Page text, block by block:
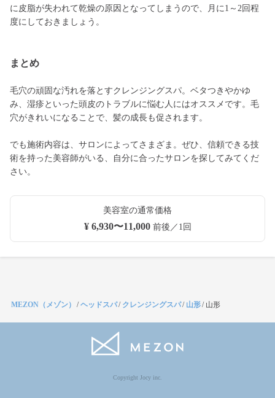
に皮脂が失われて乾燥の原因となってしまうので、月に1～2回程
度にしておきましょう。
まとめ
毛穴の頑固な汚れを落とすクレンジングスパ。ベタつきやかゆ
み、湿疹といった頭皮のトラブルに悩む人にはオススメです。毛
穴がきれいになることで、髪の成長も促されます。
でも施術内容は、サロンによってさまざま。ぜひ、信頼できる技
術を持った美容師がいる、自分に合ったサロンを探してみてくだ
さい。
美容室の通常価格
¥ 6,930〜11,000前後／1回
MEZON（メゾン） /ヘッドスパ/ クレンジングスパ/ 山形/ 山形
Copyright Jocy inc.